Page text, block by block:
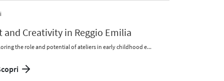
and Creativity in Reggio Emilia
the role and potential of ateliers in early childhood e...